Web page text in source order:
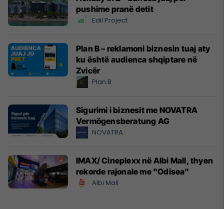
pushime pranë detit
Edil Project
Plan B – reklamoni biznesin tuaj aty
ku është audienca shqiptare në
Zvicër
Plan B
Sigurimi i biznesit me NOVATRA
Vermögensberatung AG
NOVATRA
IMAX/ Cineplexx në Albi Mall, thyen
rekorde rajonale me "Odisea"
Albi Mall